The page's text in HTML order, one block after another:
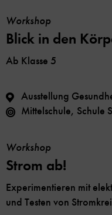
Workshop
Blick in den
Ab Klasse 5
Ausstellung
Mittelschule, Schule
Workshop
Strom ab!
Experimentieren mit
und Testen von